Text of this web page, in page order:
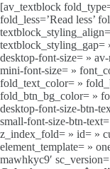
[av_textblock
fold_less=’Read less’
textblock_styling_gap=
desktop-font-size= »
mini-font-size= »
fold_text_color= »
fold_btn_bg_color= »
desktop-font-size-btn-
small-font-size-btn-
z_index_fold= » id= »
element_template= »
mawhkyc9′